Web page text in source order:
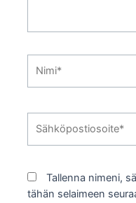
Tallenna nimeni,
tähän selaimeen